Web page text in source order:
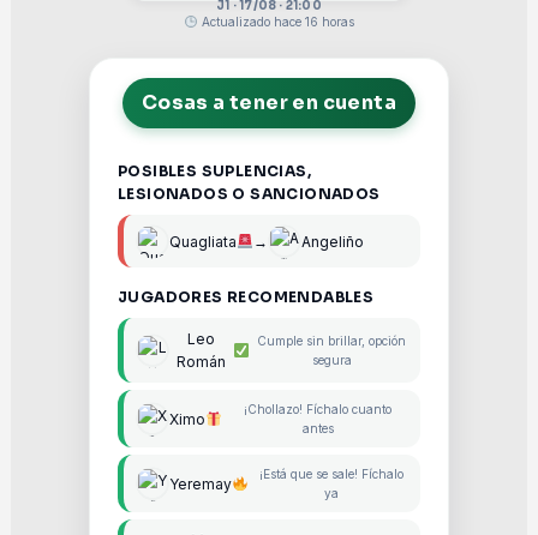
J1 · 17/08 · 21:00
Actualizado hace 16 horas
Cosas a tener en cuenta
POSIBLES SUPLENCIAS,
LESIONADOS O SANCIONADOS
Quagliata → Angeliño
JUGADORES RECOMENDABLES
Leo
Román
Cumple sin brillar, opción
segura
Ximo
¡Chollazo! Fíchalo cuanto
antes
Yeremay
¡Está que se sale! Fíchalo
ya